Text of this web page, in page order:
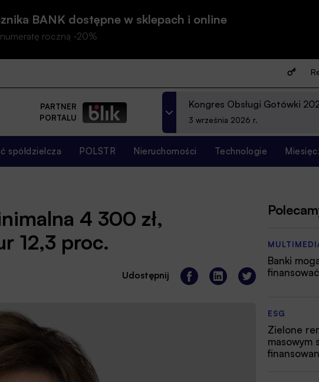
BANK dostępne w sklepach i online
roczną -20%
PARTNER
PORTALU
Kongres Obsługi Gotówki
3 września 2026 r.
spółdzielcza POLSTR Nieruchomości Technologie
4 300 zł,
12,3 proc.
Udostępnij
Banki
ESG
Zielone
masowym